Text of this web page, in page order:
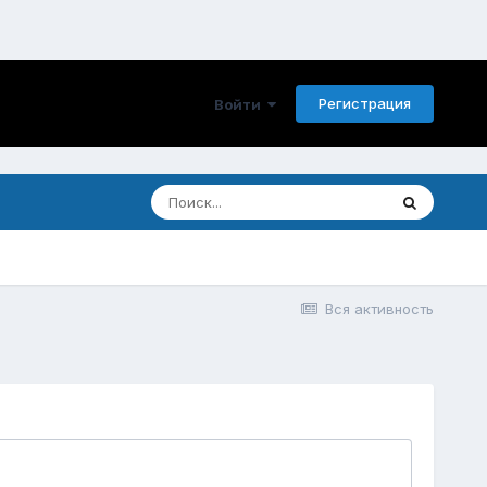
Войти Регистрация
Вся активность